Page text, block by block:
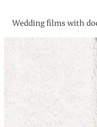
Wedding films with